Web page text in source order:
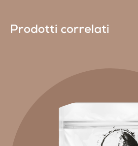
Prodotti correlati